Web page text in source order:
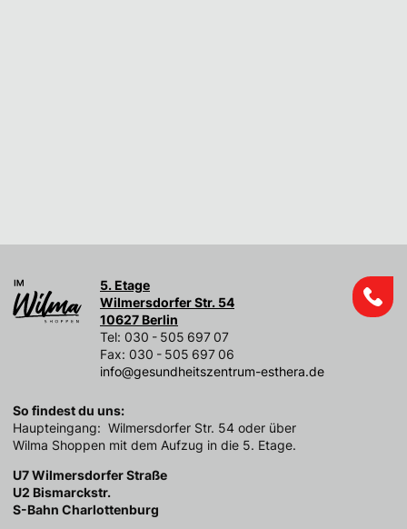
5. Etage
Wilmersdorfer Str. 54
10627 Berlin
Tel: 030 - 505 697 07
Fax: 030 - 505 697 06
info@gesundheitszentrum-esthera.de
So findest du uns:
Haupteingang: Wilmersdorfer Str. 54 oder über
Wilma Shoppen mit dem Aufzug in die 5. Etage.
U7 Wilmersdorfer Straße
U2 Bismarckstr.
S-Bahn Charlottenburg